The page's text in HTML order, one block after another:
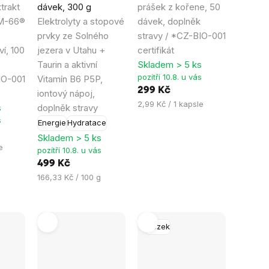
66®
100
001
dávek, 300 g
Elektrolyty a stopové
prvky ze Solného
jezera v Utahu +
Taurin a aktivní
Vitamín B6 P5P,
iontový nápoj,
doplněk stravy
EnergieHydratace
z
5
hvězdiček.
Skladem > 5 ks
pozítří 10.8. u vás
499 Kč
Měrná
166,33 Kč / 100 g
prášek z kořene, 50
dávek, doplněk
stravy / *CZ-BIO-001
certifikát
z
5
hvězdiček.
Skladem > 5 ks
pozítří 10.8. u vás
299 Kč
Měrná
2,99 Kč / 1 kapsle
Mozek